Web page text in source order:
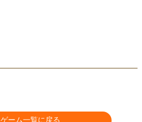
ゲーム一覧に戻る